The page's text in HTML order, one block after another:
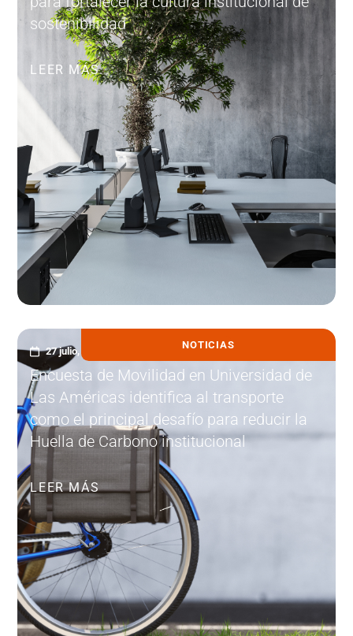
sostenibilidad
LEER MÁS
NOTICIAS
27 julio, 2026
Encuesta de Movilidad en Universidad de
Las Américas identifica al transporte
como el principal desafío para reducir la
Huella de Carbono institucional
LEER MÁS